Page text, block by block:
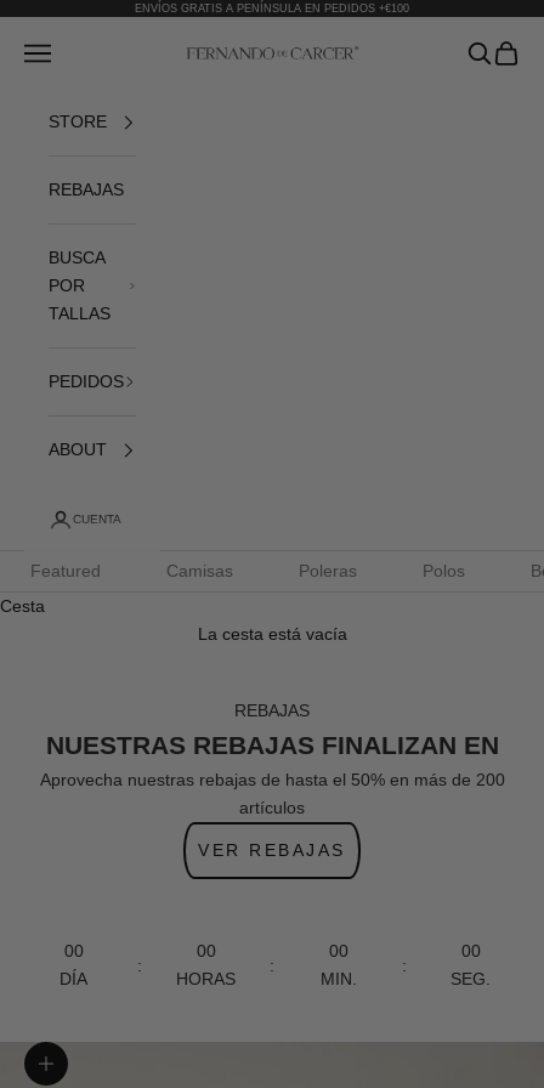
ENVÍOS GRATIS A PENÍNSULA EN PEDIDOS +€100
Fernando de Cárcer
Abrir menú de navegación AbrirAbrir
STORE
REBAJAS
BUSCA
POR
TALLAS
PEDIDOS
ABOUT
CUENTA
Featured Camisas Poleras Polos
Cesta
La cesta está vacía
REBAJAS
NUESTRAS REBAJAS FINALIZAN EN
Aprovecha nuestras rebajas de hasta el 50% en más de 200
artículos
VER REBAJAS
00
DÍA
:
00
HORAS
:
00
MIN.
:
00
SEG.
Zoom